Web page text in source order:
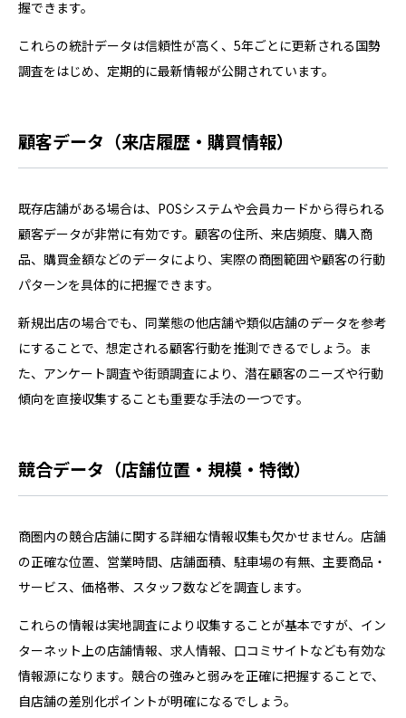
握できます。
これらの統計データは信頼性が高く、5年ごとに更新される国勢
調査をはじめ、定期的に最新情報が公開されています。
顧客データ（来店履歴・購買情報）
既存店舗がある場合は、POSシステムや会員カードから得られる
顧客データが非常に有効です。顧客の住所、来店頻度、購入商
品、購買金額などのデータにより、実際の商圏範囲や顧客の行動
パターンを具体的に把握できます。
新規出店の場合でも、同業態の他店舗や類似店舗のデータを参考
にすることで、想定される顧客行動を推測できるでしょう。ま
た、アンケート調査や街頭調査により、潜在顧客のニーズや行動
傾向を直接収集することも重要な手法の一つです。
競合データ（店舗位置・規模・特徴）
商圏内の競合店舗に関する詳細な情報収集も欠かせません。店舗
の正確な位置、営業時間、店舗面積、駐車場の有無、主要商品・
サービス、価格帯、スタッフ数などを調査します。
これらの情報は実地調査により収集することが基本ですが、イン
ターネット上の店舗情報、求人情報、口コミサイトなども有効な
情報源になります。競合の強みと弱みを正確に把握することで、
自店舗の差別化ポイントが明確になるでしょう。